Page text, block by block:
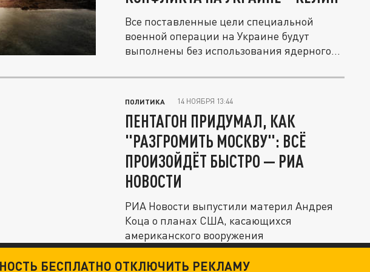
Все поставленные цели специальной
военной операции на Украине будут
выполнены без использования ядерного...
ПОЛИТИКА 14 НОЯБРЯ 13:44
ПЕНТАГОН ПРИДУМАЛ, КАК
"РАЗГРОМИТЬ МОСКВУ": ВСЁ
ПРОИЗОЙДЁТ БЫСТРО — РИА
НОВОСТИ
РИА Новости выпустили материл Андрея
Коца о планах США, касающихся
американского вооружения
БЕСПЛАТНО ОТКЛЮЧИТЬ РЕКЛАМУ